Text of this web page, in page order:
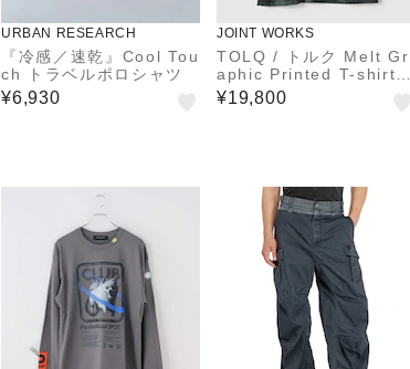
URBAN RESEARCH
『冷感／速乾』Cool Tou
ch トラベルポロシャツ
¥6,930
JOINT WORKS
TOLQ / トルク Melt Gr
aphic Printed T-shirts
(S/S)
¥19,800